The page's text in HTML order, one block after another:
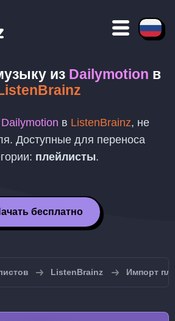
из Dailymotion в
Dailymotion в ListenBrainz, не
Доступные для переноса
плейлисты.
бесплатно
ListenBrainz Импорт